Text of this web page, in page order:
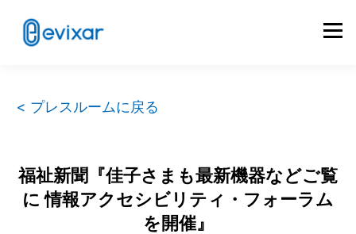
< プレスルームに戻る
福祉新聞『佳子さまも最新機器などご覧
に 情報アクセシビリティ・フォーラム
を開催』